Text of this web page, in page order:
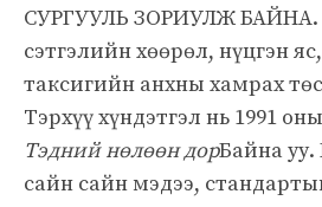
СУРГУУЛЬ ЗОРИУЛЖ БАЙНА.
сэтгэлийн хөөрөл, нүцгэн
таксигийн анхны хамрах
Тэрхүү хүндэтгэл нь 1991
Тэдний нөлөөн дорБайна уу.
сайн сайн мэдээ,